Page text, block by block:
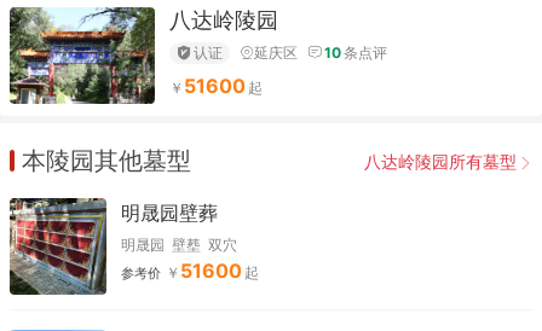
八达岭陵园
认证 延庆区 10条点评
51600
本陵园其他墓型 八达岭陵园所有墓型
明晟园壁葬
明晟园 壁塟 双穴
参考价 51600